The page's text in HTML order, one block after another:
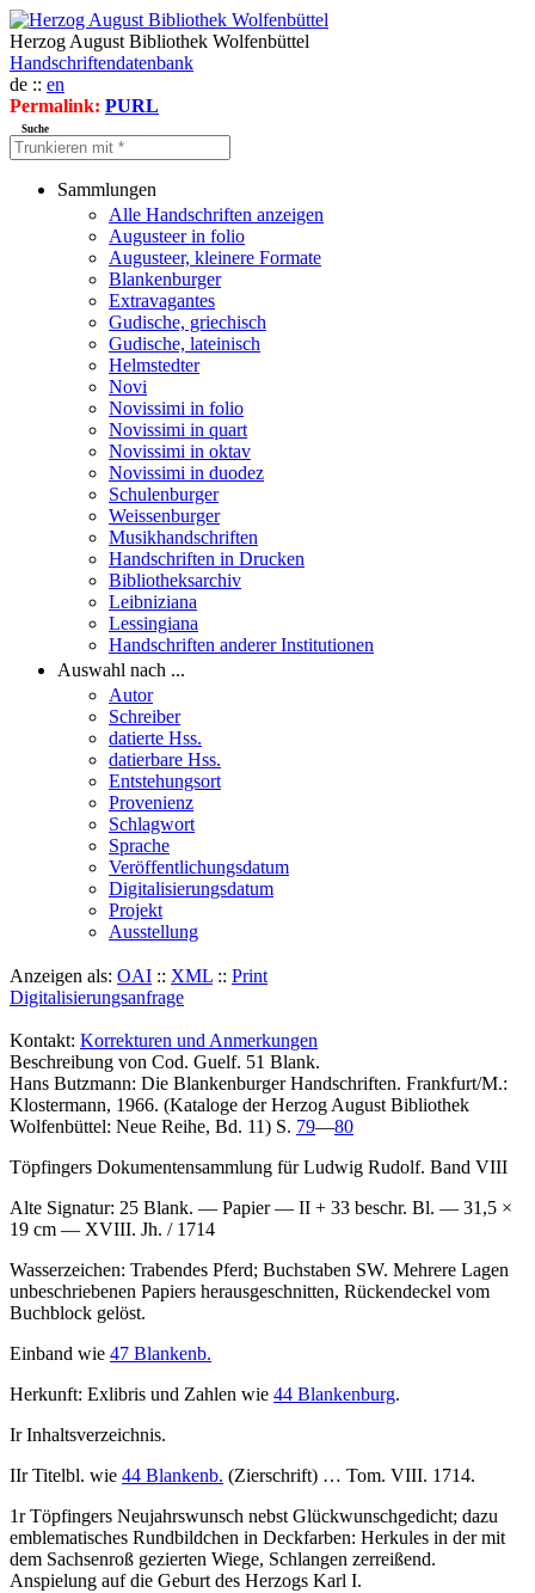
Herzog August Bibliothek Wolfenbüttel
Handschriftendatenbank
de :: en
Permalink: PURL
Suche
Sammlungen
Alle Handschriften anzeigen
Augusteer in folio
Augusteer, kleinere Formate
Blankenburger
Extravagantes
Gudische, griechisch
Gudische, lateinisch
Helmstedter
Novi
Novissimi in folio
Novissimi in quart
Novissimi in oktav
Novissimi in duodez
Schulenburger
Weissenburger
Musikhandschriften
Handschriften in Drucken
Bibliotheksarchiv
Leibniziana
Lessingiana
Handschriften anderer Institutionen
Auswahl nach ...
Autor
Schreiber
datierte Hss.
datierbare Hss.
Entstehungsort
Provenienz
Schlagwort
Sprache
Veröffentlichungsdatum
Digitalisierungsdatum
Projekt
Ausstellung
Anzeigen als: OAI :: XML :: Print
Digitalisierungsanfrage
Kontakt: Korrekturen und Anmerkungen
Beschreibung von Cod. Guelf. 51 Blank.
Hans Butzmann: Die Blankenburger Handschriften. Frankfurt/M.:
Klostermann, 1966. (Kataloge der Herzog August Bibliothek
Wolfenbüttel: Neue Reihe, Bd. 11) S. 79—80
Töpfingers Dokumentensammlung für Ludwig Rudolf. Band VIII
Alte Signatur: 25 Blank. — Papier — II + 33 beschr. Bl. — 31,5 ×
19 cm — XVIII. Jh. / 1714
Wasserzeichen: Trabendes Pferd; Buchstaben SW. Mehrere Lagen
unbeschriebenen Papiers herausgeschnitten, Rückendeckel vom
Buchblock gelöst.
Einband wie 47 Blankenb.
Herkunft: Exlibris und Zahlen wie 44 Blankenburg.
Ir Inhaltsverzeichnis.
IIr Titelbl. wie 44 Blankenb. (Zierschrift) … Tom. VIII. 1714.
1r Töpfingers Neujahrswunsch nebst Glückwunschgedicht; dazu
emblematisches Rundbildchen in Deckfarben: Herkules in der mit
dem Sachsenroß gezierten Wiege, Schlangen zerreißend.
Anspielung auf die Geburt des Herzogs Karl I.